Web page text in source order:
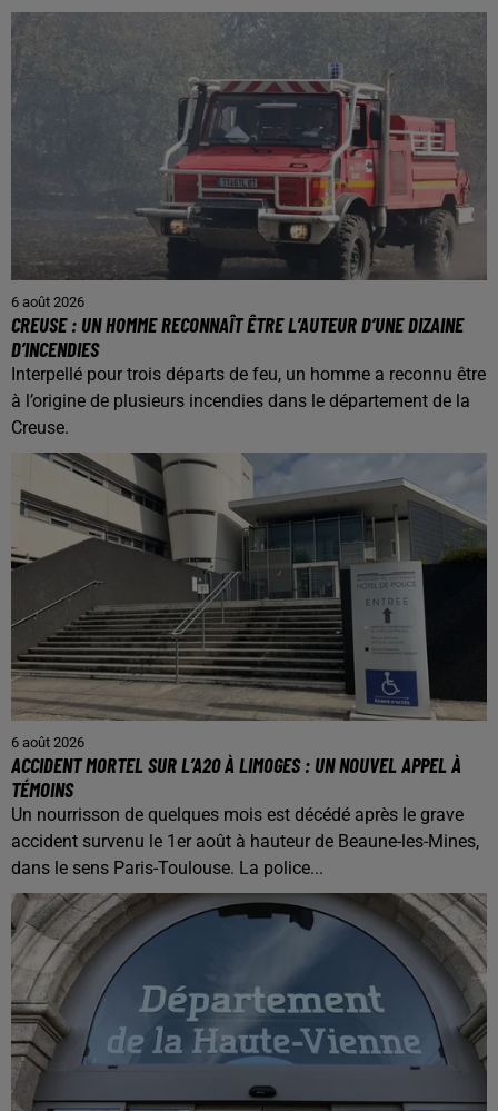
6 août 2026
CREUSE : UN HOMME RECONNAÎT ÊTRE L’AUTEUR D’UNE DIZAINE
D’INCENDIES
Interpellé pour trois départs de feu, un homme a reconnu être
à l’origine de plusieurs incendies dans le département de la
Creuse.
6 août 2026
ACCIDENT MORTEL SUR L’A20 À LIMOGES : UN NOUVEL APPEL À
TÉMOINS
Un nourrisson de quelques mois est décédé après le grave
accident survenu le 1er août à hauteur de Beaune-les-Mines,
dans le sens Paris-Toulouse. La police...